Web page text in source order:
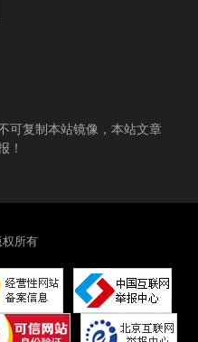
可复制本站镜像，本站文章
！
所有